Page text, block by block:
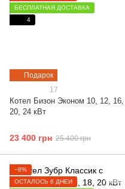
Подарок
БЕСПЛАТНАЯ ДОСТАВКА
4
17
Котел Бизон Эконом 10, 12, 16,
20, 24 кВт
23 400 грн 25 400 грн
−8%
ОСТАЛОСЬ 6 ДНЕЙ